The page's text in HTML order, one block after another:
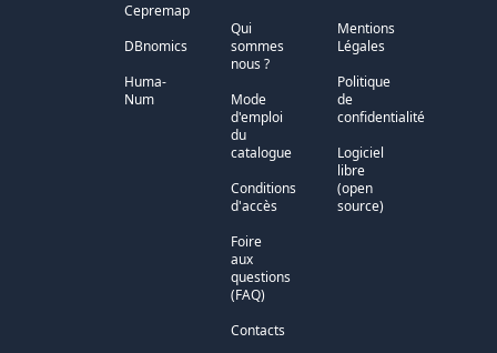
Cepremap
DBnomics
Huma-
Num
Qui
sommes
nous ?
Mode
d'emploi
du
catalogue
Conditions
d'accès
Foire
aux
questions
(FAQ)
Contacts
Mentions
Légales
Politique
de
confidentialité
Logiciel
libre
(open
source)